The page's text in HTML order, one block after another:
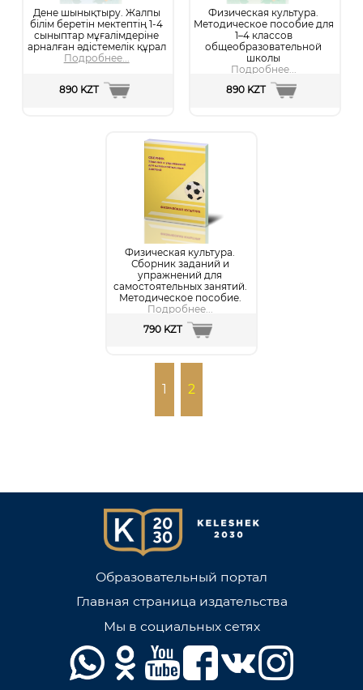
Дене шынықтыру. Жалпы
білім беретін мектептің 1-4
сыныптар мұғалімдеріне
арналған әдістемелік құрал
Подробнее...
890 KZT
Физическая культура.
Методическое пособие для
1–4 классов
общеобразовательной
школы
Подробнее...
890 KZT
Физическая культура.
Сборник заданий и
упражнений для
самостоятельных занятий.
Методическое пособие.
Подробнее...
790 KZT
1 2
Образовательный портал
Главная страница издательства
Мы в социальных сетях